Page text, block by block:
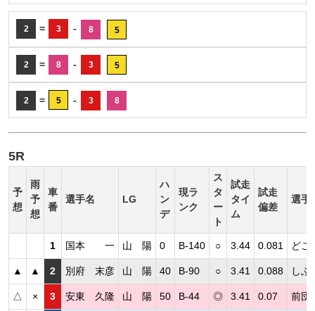
2 = 3 - 8 5
2 = 8 - 3 5
2 = 5 - 3 8
5R
予
想
雨
予
想
車
番
選手名 LG
ハ
ン
デ
現ラ
ンク
ス
タ
ー
ト
試走
タイ
ム
試走
偏差
選手
1 国本 一 山 陽 0 B-140 ○ 3.44 0.081 どこ
▲ ▲ 2 別府 末彦 山 陽 40 B-90 ○ 3.41 0.088 しぶ
△ × 3 安東 久隆 山 陽 50 B-44 ◎ 3.41 0.07 前団